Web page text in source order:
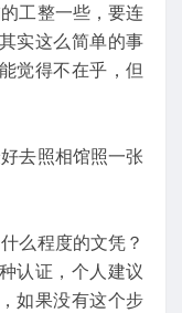
工整一些，要连
实这么简单的事
觉得不在乎，但
去照相馆照一张
么程度的文凭？
认证，个人建议
如果没有这个步